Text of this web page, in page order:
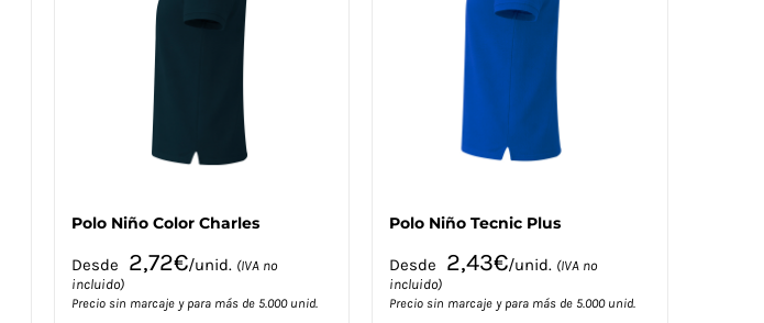
pueden
página
producto
pueden
página
producto
Polo Niño Color Charles
Desde 2,72€/unid. (IVA no
incluido)
Precio sin marcaje y para más de 5.000 unid.
Polo Niño Tecnic Plus
Desde 2,43€/unid. (IVA no
incluido)
Precio sin marcaje y para más de 5.000 unid.